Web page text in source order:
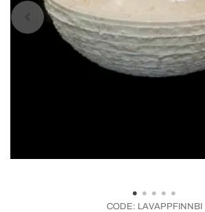
CODE: LAVAPPFINNBI